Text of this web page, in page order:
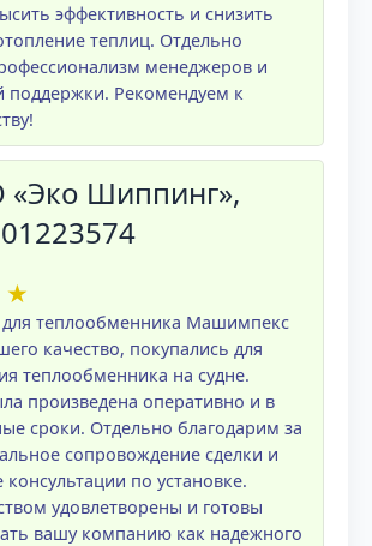
эффективность и снизить
теплиц. Отдельно
менеджеров и
поддержки. Рекомендуем к
Шиппинг»,
★
теплообменника Машимпекс
качество, покупались для
теплообменника на судне.
произведена оперативно и в
сроки. Отдельно благодарим за
сопровождение сделки и
консультации по установке.
удовлетворены и готовы
вашу компанию как надежного